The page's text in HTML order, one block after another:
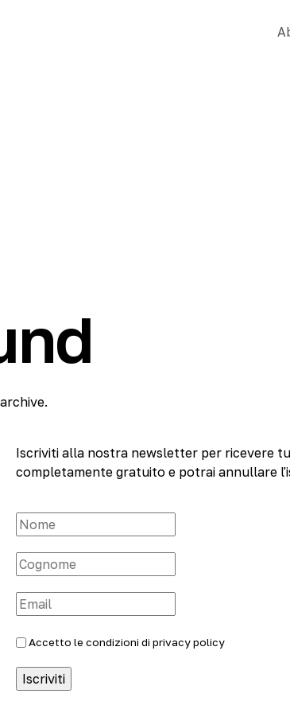
Iscriviti alla nostra newsletter per ricevere
completamente gratuito e potrai annullare
Accetto le condizioni di privacy policy